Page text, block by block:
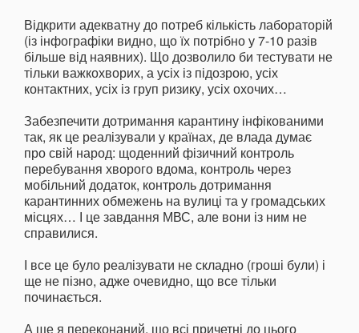
Відкрити адекватну до потреб кількість лабораторій
(із інфографіки видно, що їх потрібно у 7-10 разів
більше від наявних). Що дозволило би тестувати не
тільки важкохворих, а усіх із підозрою, усіх
контактних, усіх із груп ризику, усіх охочих…
Забезпечити дотримання карантину інфікованими
так, як це реалізували у країнах, де влада думає
про свій народ: щоденний фізичний контроль
перебування хворого вдома, контроль через
мобільний додаток, контроль дотримання
карантинних обмежень на вулиці та у громадських
місцях… І це завдання МВС, але вони із ним не
справилися.
І все це було реалізувати не складно (гроші були) і
ще не пізно, адже очевидно, що все тільки
починається.
А ще я переконаний, що всі причетні до цього